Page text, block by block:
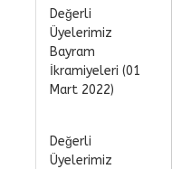
Değerli
Üyelerimiz
Bayram
İkramiyeleri (01
Mart 2022)
Değerli
Üyelerimiz